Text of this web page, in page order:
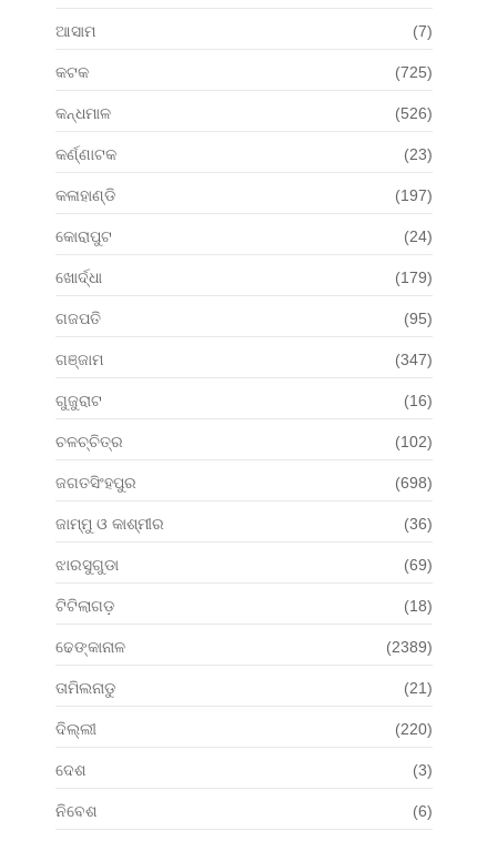
ଆସାମ (7)
କଟକ (725)
କନ୍ଧମାଳ (526)
କର୍ଣ୍ଣାଟକ (23)
କଳାହାଣ୍ଡି (197)
କୋରାପୁଟ (24)
ଖୋର୍ଦ୍ଧା (179)
ଗଜପତି (95)
ଗଞ୍ଜାମ (347)
ଗୁଜୁରାଟ (16)
ଚଳଚ୍ଚିତ୍ର (102)
ଜଗତସିଂହପୁର (698)
ଜାମ୍ମୁ ଓ କାଶ୍ମୀର (36)
ଝାରସୁଗୁଡା (69)
ଟିଟିଲାଗଡ଼ (18)
ଢେଙ୍କାନାଳ (2389)
ତାମିଲନାଡୁ (21)
ଦିଲ୍ଲୀ (220)
ଦେଶ (3)
ନିବେଶ (6)